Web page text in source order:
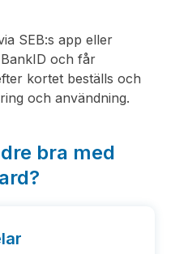
SEB:s app eller
och får
kortet beställs och
och användning.
bra med